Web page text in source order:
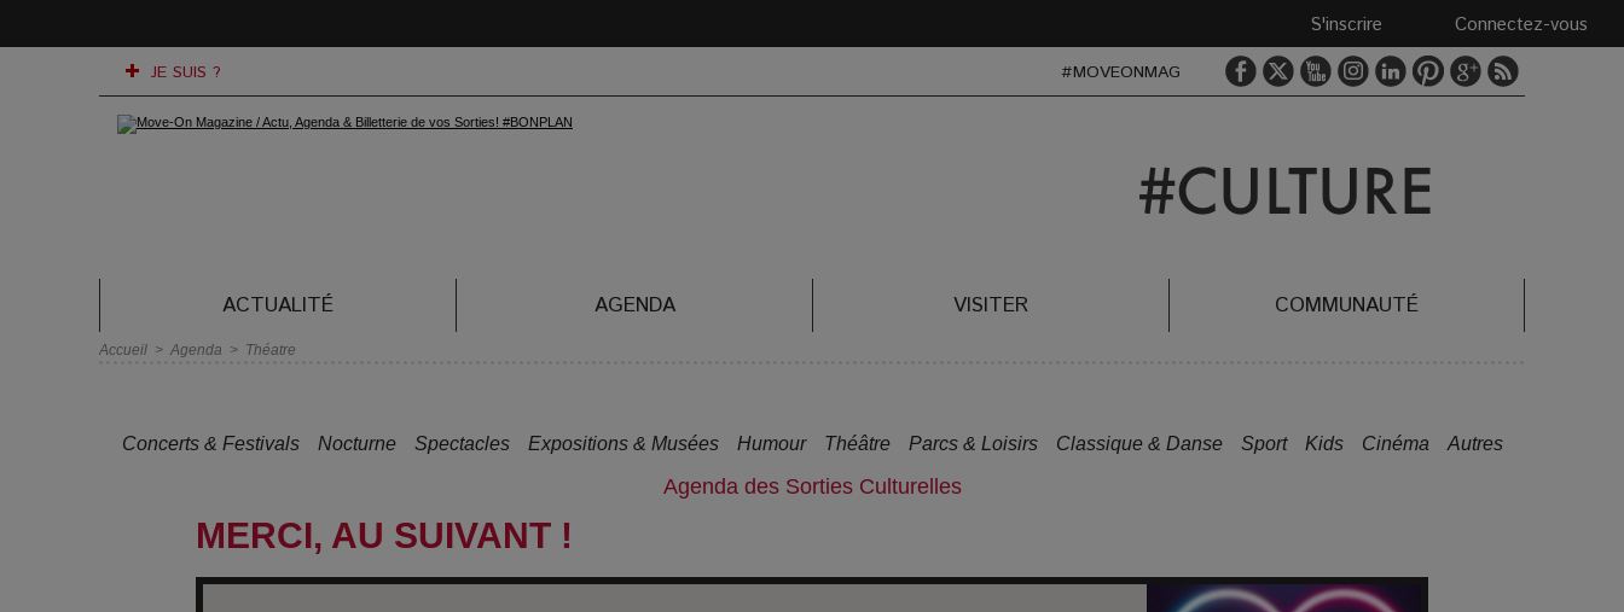
Connectez-vous
S'inscrire
JE SUIS ? #MOVEONMAG
ACTUALITÉ AGENDA VISITER COMMUNAUTÉ
Accueil > Agenda > Théatre
Concerts & Festivals Nocturne Spectacles Expositions & Musées Humour Théâtre Parcs & Loisirs Classique & Danse Sport Kids Cinéma Autres
Agenda des Sorties Culturelles
MERCI, AU SUIVANT !